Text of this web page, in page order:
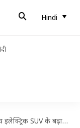
Hindi
के बढ़ाए दाम, जानिये नई कीमत